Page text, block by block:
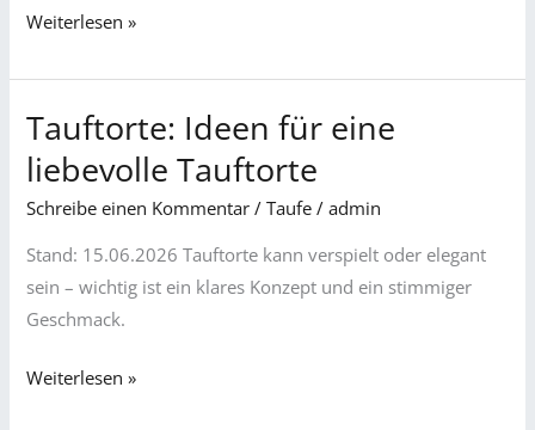
persönlich
besonders
Weiterlesen »
Tauftorte: Ideen für eine
liebevolle Tauftorte
Schreibe einen Kommentar /Taufe /admin
Stand: 15.06.2026 Tauftorte kann verspielt oder elegant
sein – wichtig ist ein klares Konzept und ein stimmiger
Geschmack.
Tauftorte:
Ideen
für
eine
liebevolle
Tauftorte
Weiterlesen »